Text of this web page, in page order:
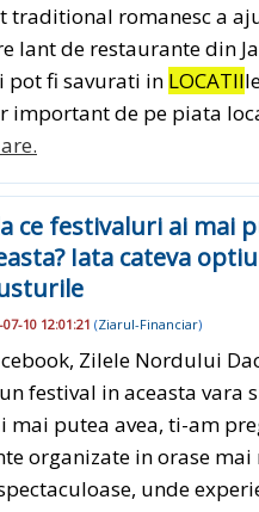
traditional romanesc a
lant de restaurante din
pot fi savurati in LOCATII
important de pe piata
ce festivaluri ai mai
Iata cateva
10 12:01:21 (Ziarul-Financiar)
Zilele Nordului
festival in aceasta vara
mai putea avea, ti-am
organizate in orase
unde